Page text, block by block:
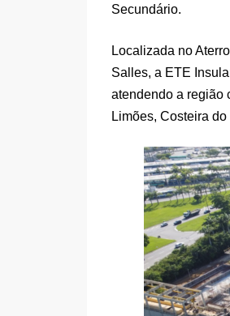
Secundário.
Localizada no
Salles, a ETE
atendendo a região
Limões, Costeira